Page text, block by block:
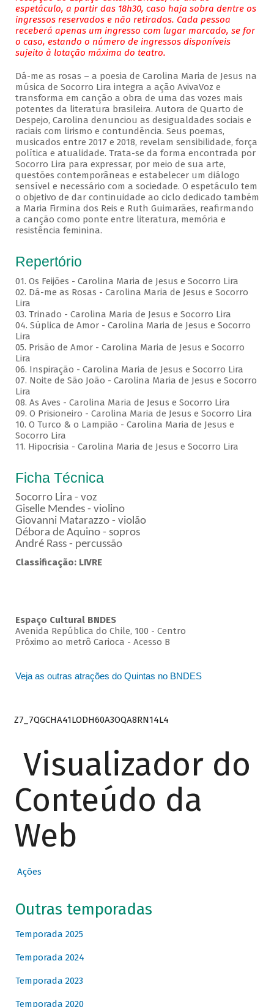
espetáculo, a partir das 18h30, caso haja sobra dentre os
ingressos reservados e não retirados. Cada pessoa
receberá apenas um ingresso com lugar marcado, se for
o caso, estando o número de ingressos disponíveis
sujeito à lotação máxima do teatro.
Dá-me as rosas – a poesia de Carolina Maria de Jesus na
música de Socorro Lira integra a ação AvivaVoz e
transforma em canção a obra de uma das vozes mais
potentes da literatura brasileira. Autora de Quarto de
Despejo, Carolina denunciou as desigualdades sociais e
raciais com lirismo e contundência. Seus poemas,
musicados entre 2017 e 2018, revelam sensibilidade, força
política e atualidade. Trata-se da forma encontrada por
Socorro Lira para expressar, por meio de sua arte,
questões contemporâneas e estabelecer um diálogo
sensível e necessário com a sociedade. O espetáculo tem
o objetivo de dar continuidade ao ciclo dedicado também
a Maria Firmina dos Reis e Ruth Guimarães, reafirmando
a canção como ponte entre literatura, memória e
resistência feminina.
Repertório
01. Os Feijões - Carolina Maria de Jesus e Socorro Lira
02. Dá-me as Rosas - Carolina Maria de Jesus e Socorro
Lira
03. Trinado - Carolina Maria de Jesus e Socorro Lira
04. Súplica de Amor - Carolina Maria de Jesus e Socorro
Lira
05. Prisão de Amor - Carolina Maria de Jesus e Socorro
Lira
06. Inspiração - Carolina Maria de Jesus e Socorro Lira
07. Noite de São João - Carolina Maria de Jesus e Socorro
Lira
08. As Aves - Carolina Maria de Jesus e Socorro Lira
09. O Prisioneiro - Carolina Maria de Jesus e Socorro Lira
10. O Turco & o Lampião - Carolina Maria de Jesus e
Socorro Lira
11. Hipocrisia - Carolina Maria de Jesus e Socorro Lira
Ficha Técnica
Socorro Lira - voz
Giselle Mendes - violino
Giovanni Matarazzo - violão
Débora de Aquino - sopros
André Rass - percussão
Classificação: LIVRE
Espaço Cultural BNDES
Avenida República do Chile, 100 - Centro
Próximo ao metrô Carioca - Acesso B
Veja as outras atrações do Quintas no BNDES
Z7_7QGCHA41LODH60A3OQA8RN14L4
Visualizador do
Conteúdo da
Web
Ações
Outras temporadas
Temporada 2025
Temporada 2024
Temporada 2023
Temporada 2020